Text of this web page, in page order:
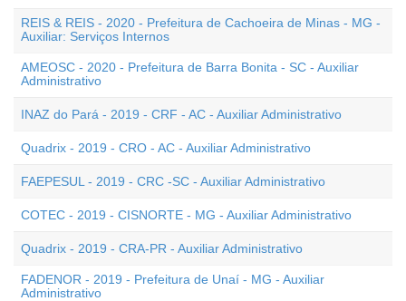
REIS & REIS - 2020 - Prefeitura de Cachoeira de Minas - MG -
Auxiliar: Serviços Internos
AMEOSC - 2020 - Prefeitura de Barra Bonita - SC - Auxiliar
Administrativo
INAZ do Pará - 2019 - CRF - AC - Auxiliar Administrativo
Quadrix - 2019 - CRO - AC - Auxiliar Administrativo
FAEPESUL - 2019 - CRC -SC - Auxiliar Administrativo
COTEC - 2019 - CISNORTE - MG - Auxiliar Administrativo
Quadrix - 2019 - CRA-PR - Auxiliar Administrativo
FADENOR - 2019 - Prefeitura de Unaí - MG - Auxiliar
Administrativo